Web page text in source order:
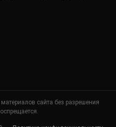
сайта без разрешения